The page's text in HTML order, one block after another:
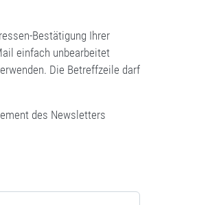
Bestätigung Ihrer
einfach unbearbeitet
Die Betreffzeile darf
des Newsletters